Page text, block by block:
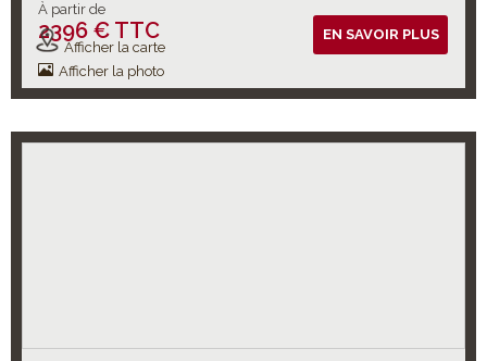
À partir de
2396 € TTC
Vols inclus
Afficher la carte
Afficher la photo
EN SAVOIR PLUS